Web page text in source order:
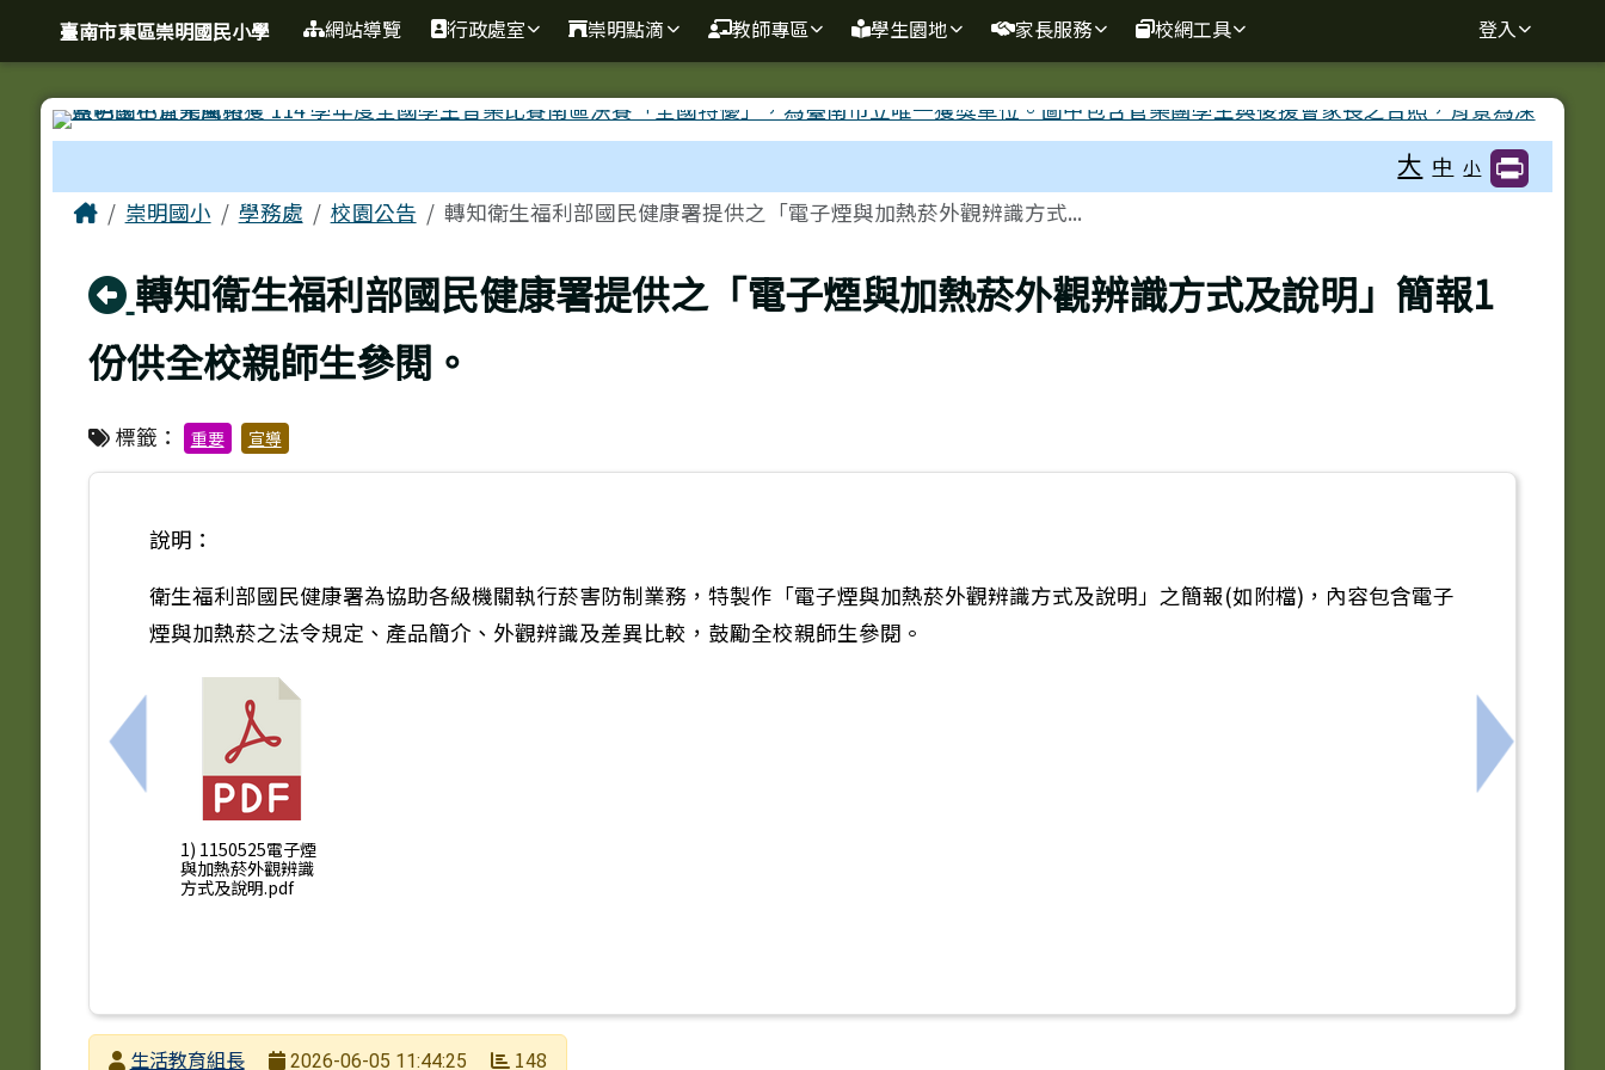
跳至主內容區
臺南市東區崇明國民小學
導覽列臺南市東區崇明國民小學 網站導覽 行政處室 崇明點滴 教師專區 學生園地 家長服務 校網工具 登入
大 中 小
主內容區域
Home崇明國小 學務處 校園公告 轉知衛生福利部國民健康署提供之「電子煙與加熱菸外觀辨識方式...
回上頁
轉知衛生福利部國民健康署提供之「電子煙與加熱菸外觀辨識方式及說明」簡報1
份供全校親師生參閱。
標籤： 重要 宣導
上一筆：轉知教育部國民及學前教育署辦理115年度弘揚孝道漫畫比賽、孝道故事徵文比賽、Ü好攝影徵件比賽及IUHOW薪傳參與獎4項比賽（表揚）實施
說明：
衛生福利部國民健康署為協助各級機關執行菸害防制業務，特製作「電子煙與加熱菸外觀辨識方式及說明」之簡報(如附檔)，內容包含電子
煙與加熱菸之法令規定、產品簡介、外觀辨識及差異比較，鼓勵全校親師生參閱。
1) 1150525電子煙
與加熱菸外觀辨識
方式及說明.pdf
下一筆：
發布者生活教育組長 2026-06-05 11:44:25 148
頁尾區域